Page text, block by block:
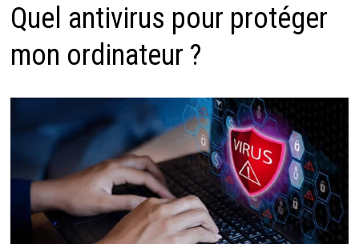
Quel antivirus pour protéger
mon ordinateur ?